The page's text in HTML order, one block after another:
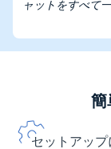
ャットをすべて
簡
セットアッ